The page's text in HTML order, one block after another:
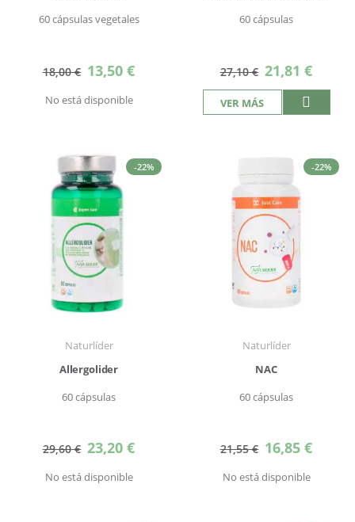
60 cápsulas vegetales
18,00 € Precio
especial
13,50 €
No está disponible
60 cápsulas
27,10 € Precio
especial
21,81 €
VER MÁS
-22%
Naturlíder
Allergolider
60 cápsulas
29,60 € Precio
especial
23,20 €
No está disponible
-22%
Naturlíder
NAC
60 cápsulas
21,55 € Precio
especial
16,85 €
No está disponible